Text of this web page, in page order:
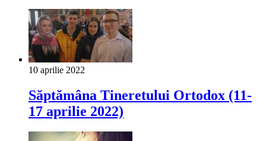
10 aprilie 2022
Săptămâna Tineretului Ortodox (11-
17 aprilie 2022)